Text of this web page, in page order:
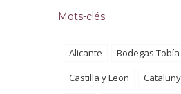
Mots-clés
Alicante
Bodegas Tobía
Castilla y Leon